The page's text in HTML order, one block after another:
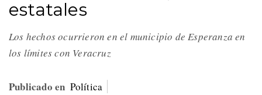
estatales
Los hechos ocurrieron en el municipio de Esperanza en
los límites con Veracruz
Publicado en Política